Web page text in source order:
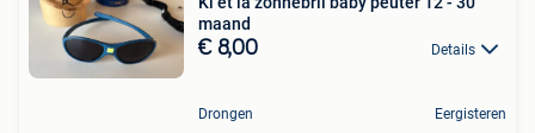
maand
€ 8,00 Details
Drongen Eergisteren